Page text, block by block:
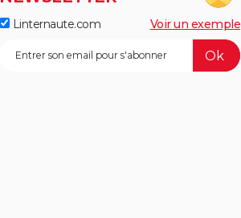
Linternaute.com Voir un exemple